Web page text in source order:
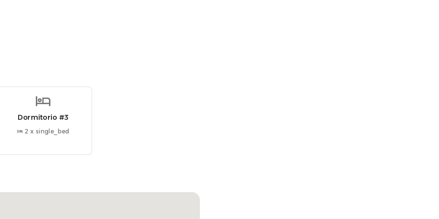
vistas a la montaña desde la piscina son
in online el mismo día que se confirme su reserva.
Dormitorio #3
2 x single_bed